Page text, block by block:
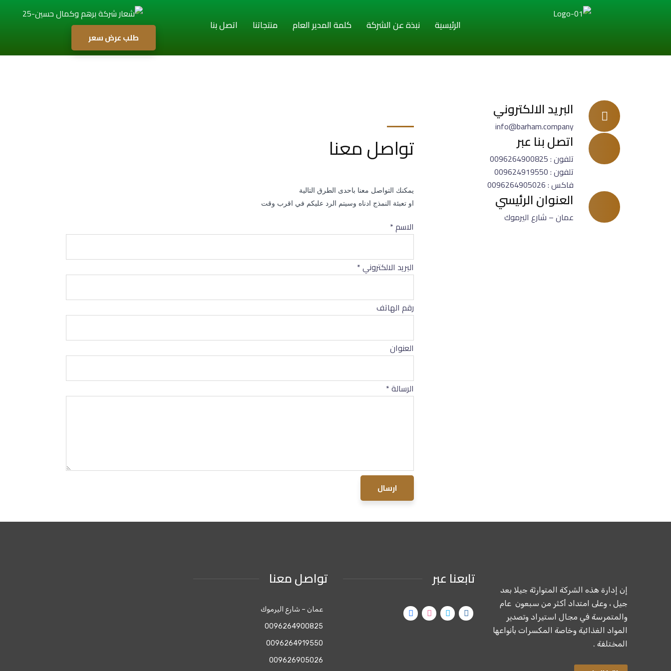
الرئيسية نبذة عن الشركة كلمة المدير العام منتجاتنا اتصل بنا
طلب عرض سعر
البريد الالكتروني
info@barham.company
اتصل بنا عبر
تلفون : 0096264900825
تلفون : 009624919550
فاكس : 0096264905026
العنوان الرئيسي
عمان – شارع اليرموك
تواصل معنا
يمكنك التواصل معنا باحدى الطرق التالية
او تعبئة النمذج ادناه وسيتم الرد عليكم في اقرب وقت
الاسم*
البريد الالكتروني*
رقم الهاتف
العنوان
الرسالة*
ارسال
إن إدارة هذه الشركة المتوارثة جيلا بعد
جيل ، وعلى امتداد أكثر من سبعون عام
والمتمرسة في مجال استيراد وتصدير
المواد الغذائية وخاصة المكسرات بأنواعها
المختلفة .
تابعنا عبر تواصل معنا
عمان – شارع اليرموك
0096264900825
0096264919550
009626905026